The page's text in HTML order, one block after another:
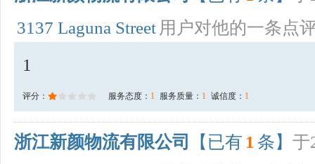
3137 Laguna Street 用户对他的一条点
1
评分： 服务态度： 1 服务质量： 1 诚信度： 1
浙江新颜物流有限公司 【已有 1 条】 于